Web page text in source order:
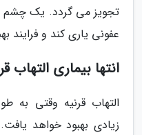
تجویز می گردد. یک چشم
عفونی یاری کند و فرایند
انتها بیماری التهاب
التهاب قرنیه وقتی به
زیادی بهبود خواهد یافت.